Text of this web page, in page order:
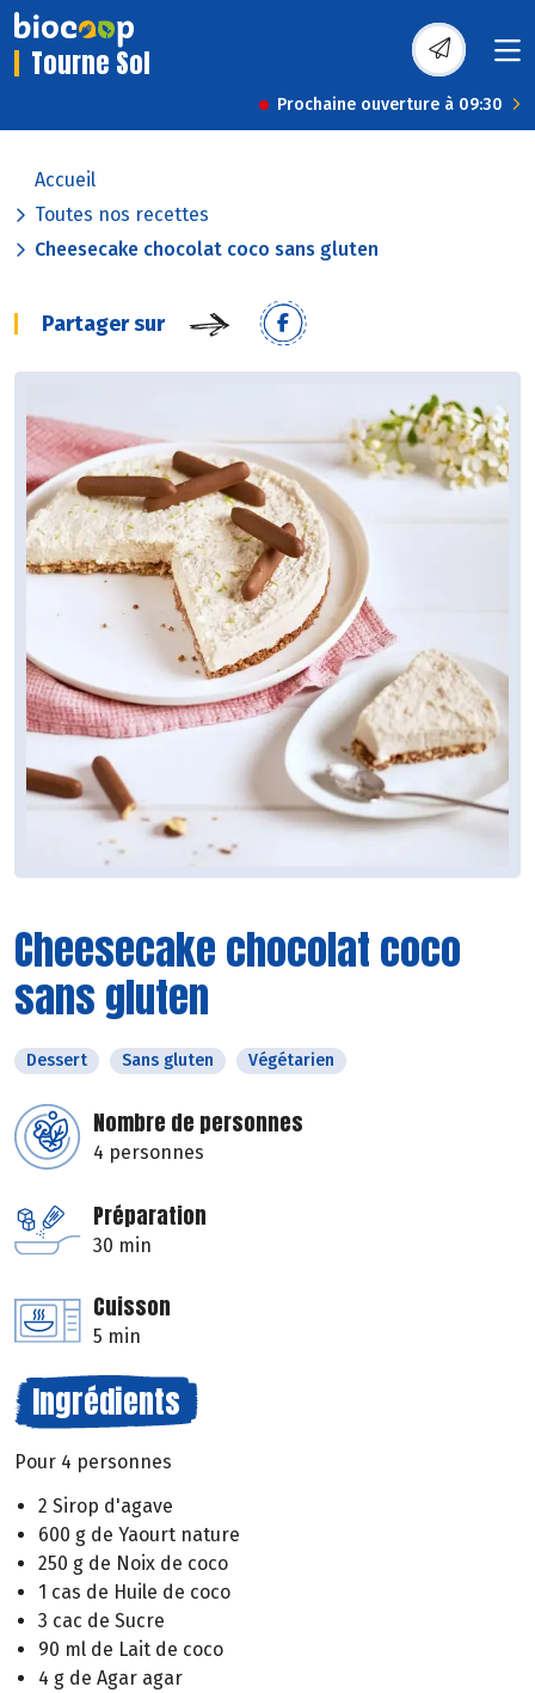
Tourne Sol
Prochaine ouverture à 09:30
Accueil
Toutes nos recettes
Cheesecake chocolat coco sans gluten
Partager sur
Cheesecake chocolat coco
sans gluten
Dessert Sans gluten Végétarien
Nombre de personnes
4 personnes
Préparation
30 min
Cuisson
5 min
Ingrédients
Pour 4 personnes
2 Sirop d'agave
600 g de Yaourt nature
250 g de Noix de coco
1 cas de Huile de coco
3 cac de Sucre
90 ml de Lait de coco
4 g de Agar agar